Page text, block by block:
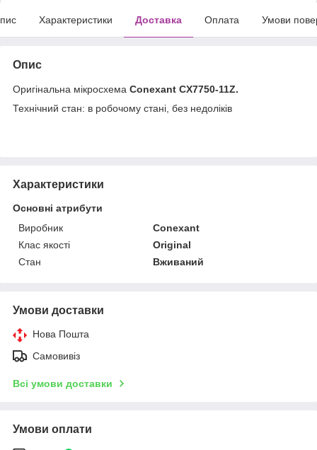
Характеристики Доставка Оплата Умови
Опис
Оригінальна мікросхема Conexant CX7750-11Z.
Технічний стан: в робочому стані, без недоліків
Характеристики
Основні атрибути
Виробник
Conexant
Клас якості
Original
Стан
Вживаний
Умови доставки
Нова Пошта
Самовивіз
Всі умови доставки
Умови оплати